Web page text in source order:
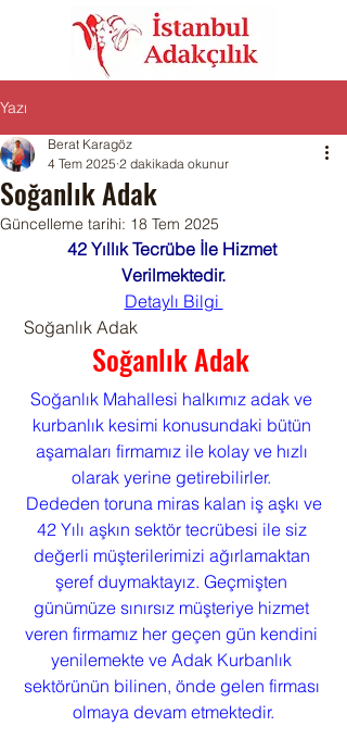
Yazı
Soğanlık Adak
Berat Karagöz
4 Tem 2025 2 dakikada okunur
Güncelleme tarihi: 18 Tem 2025
42 Yıllık Tecrübe İle Hizmet
Verilmektedir.
Detaylı Bilgi
Soğanlık Adak
Soğanlık Adak
Soğanlık Mahallesi halkımız adak ve
kurbanlık kesimi konusundaki bütün
aşamaları firmamız ile kolay ve hızlı
olarak yerine getirebilirler.
Dededen toruna miras kalan iş aşkı ve
42 Yılı aşkın sektör tecrübesi ile siz
değerli müşterilerimizi ağırlamaktan
şeref duymaktayız. Geçmişten
günümüze sınırsız müşteriye hizmet
veren firmamız her geçen gün kendini
yenilemekte ve Adak Kurbanlık
sektörünün bilinen, önde gelen firması
olmaya devam etmektedir.